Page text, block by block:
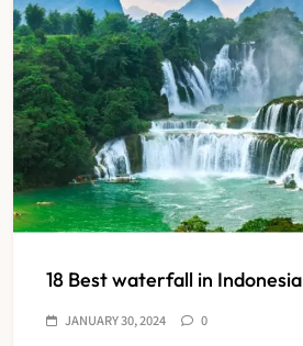
18 Best waterfall in Indonesia
JANUARY 30, 2024 0